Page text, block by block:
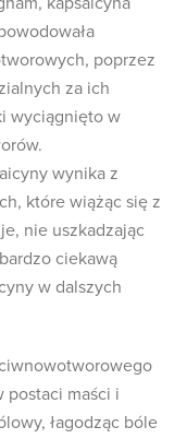
poprzez
za ich
wyciągnięto w
wynika z
które wiążąc się z
nie uszkadzając
ciekawą
w dalszych
postaci maści i
łagodząc bóle